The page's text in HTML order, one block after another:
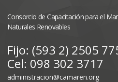
Consorcio de Capacitación para el
Naturales Renovables
Fijo: (593 2) 2505
Cel: 098 302 3717
administracion@camaren.org